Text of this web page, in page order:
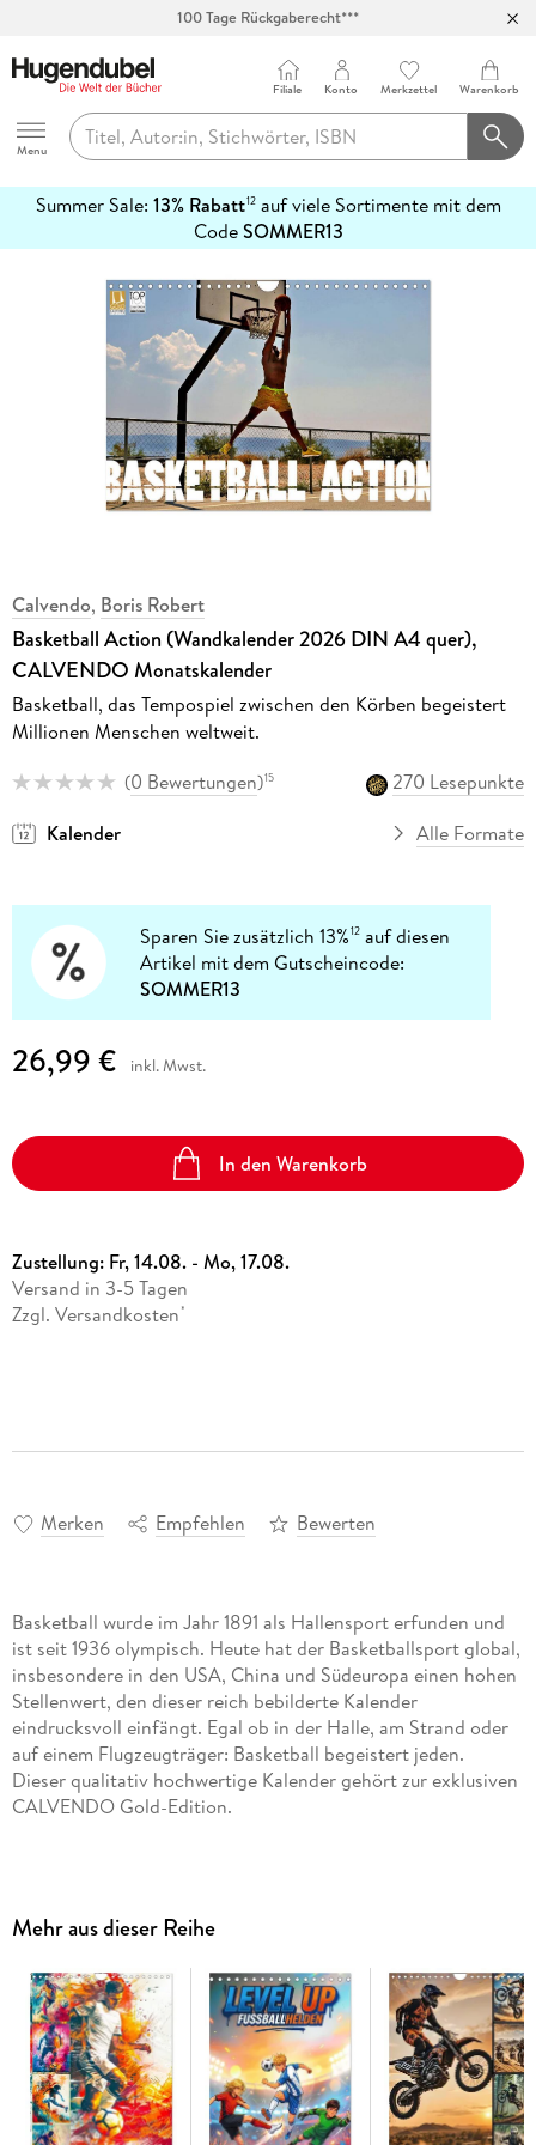
100 Tage Rückgaberecht***
Hugendubel
Menu
Filiale Konto Merkzettel Warenkorb
Summer Sale: 13% Rabatt12auf viele Sortimente mit dem
CodeSOMMER13
erfahren
Calvendo, Boris Robert
Basketball Action (Wandkalender 2026 DIN A4 quer),
CALVENDO Monatskalender
Basketball, das Tempospiel zwischen den Körben begeistert
Millionen Menschen weltweit.
(0 Bewertungen)15
270 Lesepunkte
Kalender
Alle Formate
Sparen Sie zusätzlich 13%12 auf diesen
Artikel mit dem Gutscheincode:
SOMMER13
26,99 € inkl. Mwst.
In den Warenkorb
Zustellung: Fr, 14.08. - Mo, 17.08.
Versand in 3-5 Tagen
Zzgl. Versandkosten *
Merken Empfehlen Bewerten
Basketball wurde im Jahr 1891 als Hallensport erfunden und
ist seit 1936 olympisch. Heute hat der Basketballsport global,
insbesondere in den USA, China und Südeuropa einen hohen
Stellenwert, den dieser reich bebilderte Kalender
eindrucksvoll einfängt. Egal ob in der Halle, am Strand oder
auf einem Flugzeugträger: Basketball begeistert jeden.
Dieser qualitativ hochwertige Kalender gehört zur exklusiven
CALVENDO Gold-Edition.
verantwortungsvoller Waldwirtschaft. Wir vermeiden
Überproduktion und somit deutliche Abfallmengen, da wir
bedarfsgerecht in Einzelfertigung in Deutschland (Made in
Germany) produzieren. Wir halten unsere Transportwege kurz
und sorgen für eine klimabewusste Logistik.
14 Seiten bestehend aus 1 Cover | 12 Monatsseiten | 1
Indexseite | Papprücken hinten
Mehr aus dieser Reihe